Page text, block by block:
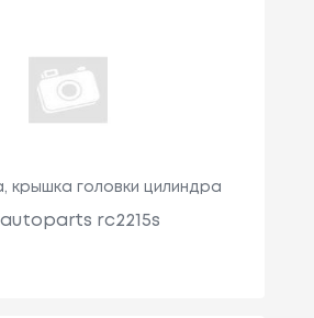
крышка головки цилиндра
rc2215s